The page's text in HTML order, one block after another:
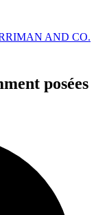
AND CO.
posées